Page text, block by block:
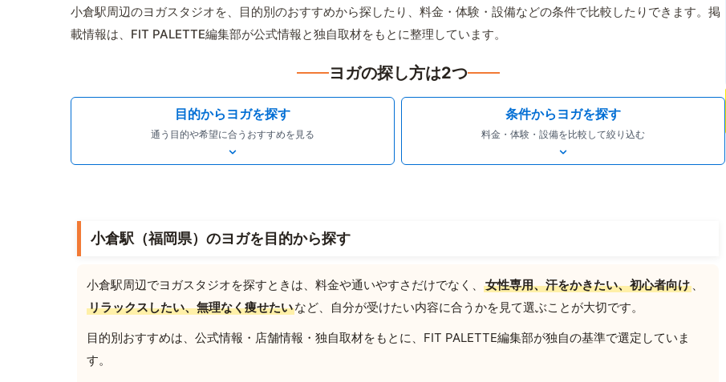
小倉駅周辺のヨガスタジオを、目的別のおすすめから探したり、料金・体験・設備などの条件で比較したりできます。掲
載情報は、FIT PALETTE編集部が公式情報と独自取材をもとに整理しています。
ヨガの探し方は2つ
目的からヨガを探す
通う目的や希望に合うおすすめを見る
条件からヨガを探す
料金・体験・設備を比較して絞り込む
小倉駅（福岡県）のヨガを目的から探す
小倉駅周辺でヨガスタジオを探すときは、料金や通いやすさだけでなく、 女性専用、汗をかきたい、初心者向け 、
リラックスしたい、無理なく痩せたいなど、自分が受けたい内容に合うかを見て選ぶことが大切です。
目的別おすすめは、公式情報・店舗情報・独自取材をもとに、FIT PALETTE編集部が独自の基準で選定していま
す。